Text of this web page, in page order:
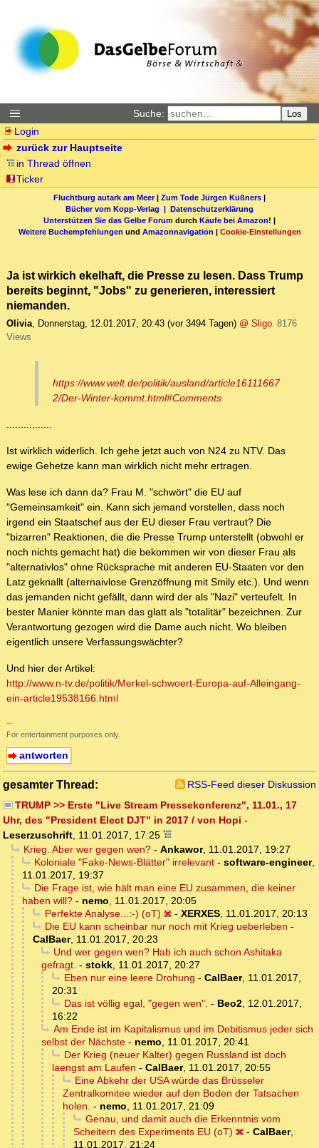
Suche: Los
Login
zurück zur Hauptseite
in Thread öffnen
Ticker
Fluchtburg autark am Meer| Zum Tode Jürgen Küßners |
Bücher vom Kopp-Verlag | Datenschutzerklärung
Unterstützen Sie das Gelbe Forum durch Käufe bei Amazon! |
Weitere Buchempfehlungen und Amazonnavigation | Cookie-Einstellungen
Ja ist wirkich ekelhaft, die Presse zu lesen. Dass Trump
bereits beginnt, "Jobs" zu generieren, interessiert
niemanden.
Olivia, Donnerstag, 12.01.2017, 20:43 (vor 3494 Tagen) @ Sligo 8176
Views
https://www.welt.de/politik/ausland/article16111667
2/Der-Winter-kommt.html#Comments
................
Ist wirklich widerlich. Ich gehe jetzt auch von N24 zu NTV. Das
ewige Gehetze kann man wirklich nicht mehr ertragen.
Was lese ich dann da? Frau M. "schwört" die EU auf
"Gemeinsamkeit" ein. Kann sich jemand vorstellen, dass noch
irgend ein Staatschef aus der EU dieser Frau vertraut? Die
"bizarren" Reaktionen, die die Presse Trump unterstellt (obwohl er
noch nichts gemacht hat) die bekommen wir von dieser Frau als
"alternativlos" ohne Rücksprache mit anderen EU-Staaten vor den
Latz geknallt (alternaivlose Grenzöffnung mit Smily etc.). Und wenn
das jemanden nicht gefällt, dann wird der als "Nazi" verteufelt. In
bester Manier könnte man das glatt als "totalitär" bezeichnen. Zur
Verantwortung gezogen wird die Dame auch nicht. Wo bleiben
eigentlich unsere Verfassungswächter?
Und hier der Artikel:
http://www.n-tv.de/politik/Merkel-schwoert-Europa-auf-Alleingang-
ein-article19538166.html
--
For entertainment purposes only.
antworten
gesamter Thread:
RSS-Feed dieser Diskussion
TRUMP >> Erste "Live Stream Pressekonferenz", 11.01., 17
Uhr, des "President Elect DJT" in 2017 / von Hopi -
Leserzuschrift, 11.01.2017, 17:25
Krieg. Aber wer gegen wen?- Ankawor, 11.01.2017, 19:27
Koloniale "Fake-News-Blätter" irrelevant- software-engineer,
11.01.2017, 19:37
Die Frage ist, wie hält man eine EU zusammen, die keiner
haben will? - nemo, 11.01.2017, 20:05
Perfekte Analyse...:-) (oT)
- XERXES, 11.01.2017, 20:13
Die EU kann scheinbar nur noch mit Krieg ueberleben -
CalBaer, 11.01.2017, 20:23
Und wer gegen wen? Hab ich auch schon Ashitaka
gefragt. - stokk, 11.01.2017, 20:27
Eben nur eine leere Drohung - CalBaer, 11.01.2017,
20:31
Das ist völlig egal, "gegen wen". - Beo2, 12.01.2017,
16:22
Am Ende ist im Kapitalismus und im Debitismus jeder sich
selbst der Nächste - nemo, 11.01.2017, 20:41
Der Krieg (neuer Kalter) gegen Russland ist doch
laengst am Laufen - CalBaer, 11.01.2017, 20:55
Eine Abkehr der USA würde das Brüsseler
Zentralkomitee wieder auf den Boden der Tatsachen
holen. - nemo, 11.01.2017, 21:09
Genau, und damit auch die Erkenntnis vom
Scheitern des Experiments EU (oT)
- CalBaer,
11.01.2017, 21:24